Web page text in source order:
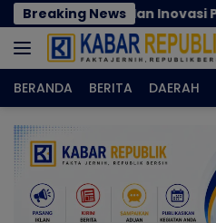
Langsung
ke
konten
Breaking News
dan Inovasi Pertahanan
BERANDA BERITA DAERAH